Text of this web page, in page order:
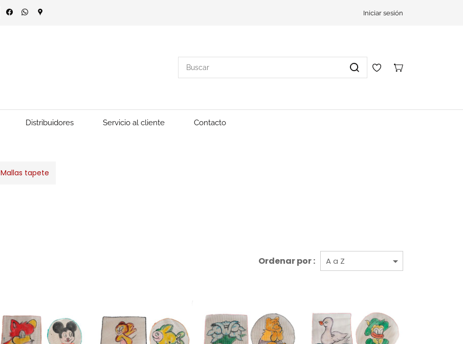
Iniciar sesión
Distribuidores Servicio al cliente Contacto
Mallas tapete
Ordenar por :